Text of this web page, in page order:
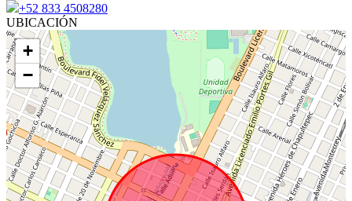
+52 833 4508280
UBICACIÓN
+
−